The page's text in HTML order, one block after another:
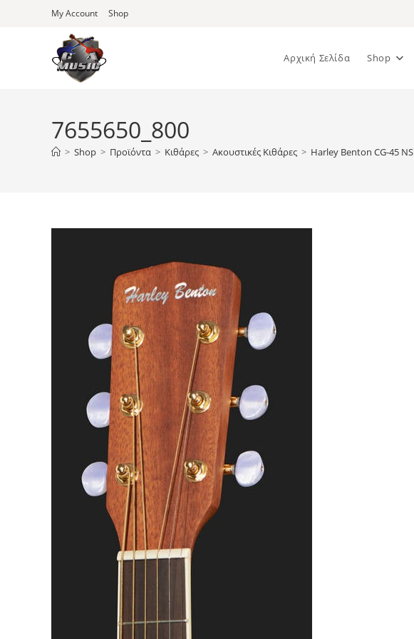
My Account Shop
Αρχική Σελίδα Shop
7655650_800
> Shop > Προϊόντα > Κιθάρες > Ακουστικές Κιθάρες > Harley Benton CG-45 NS